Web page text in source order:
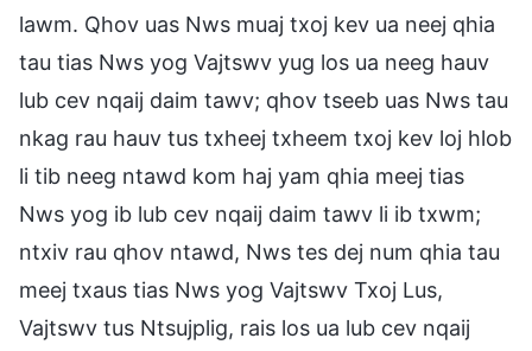
lawm. Qhov uas Nws muaj txoj kev ua neej qhia
tau tias Nws yog Vajtswv yug los ua neeg hauv
lub cev nqaij daim tawv; qhov tseeb uas Nws tau
nkag rau hauv tus txheej txheem txoj kev loj hlob
li tib neeg ntawd kom haj yam qhia meej tias
Nws yog ib lub cev nqaij daim tawv li ib txwm;
ntxiv rau qhov ntawd, Nws tes dej num qhia tau
meej txaus tias Nws yog Vajtswv Txoj Lus,
Vajtswv tus Ntsujplig, rais los ua lub cev nqaij